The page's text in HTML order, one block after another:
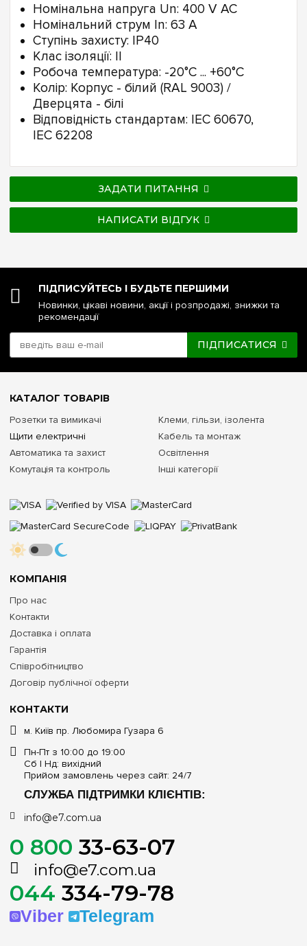
Номінальна напруга Un: 400 V AC
Номінальний струм In: 63 А
Ступінь захисту: IP40
Клас ізоляції: II
Робоча температура: -20°C ... +60°C
Колір: Корпус - білий (RAL 9003) /
Дверцята - білі
Відповідність стандартам: IEC 60670,
IEC 62208
ЗАДАТИ ПИТАННЯ
НАПИСАТИ ВІДГУК
ПІДПИСУЙТЕСЬ І БУДЬТЕ ПЕРШИМИ
Новинки, цікаві новини, акції і розпродажі, знижки та
рекомендації
ПІДПИСАТИСЯ
КОНТАКТИ
м. Київ пр. Любомира Гузара 6
Пн-Пт з 10:00 до 19:00
Сб | Нд: вихідний
Прийом замовлень через сайт: 24/7
СЛУЖБА ПІДТРИМКИ КЛІЄНТІВ:
info@e7.com.ua
0 800 33-63-07
info@e7.com.ua
044 334-79-78
Viber Telegram
КОМПАНІЯ
Про нас
Контакти
Доставка і оплата
Гарантія
Співробітництво
Договір публічної оферти
КАТАЛОГ ТОВАРІВ
Розетки та вимикачі
Щити електричні
Автоматика та захист
Комутація та контроль
Клеми, гільзи, ізолента
Кабель та монтаж
Освітлення
Інші категорії